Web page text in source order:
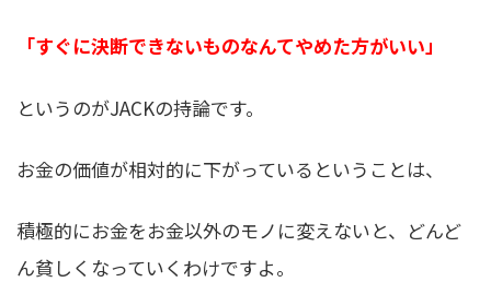
「すぐに決断できないものなんてやめた方がいい」
というのがJACKの持論です。
お金の価値が相対的に下がっているということは、
積極的にお金をお金以外のモノに変えないと、どんど
ん貧しくなっていく わけですよ。